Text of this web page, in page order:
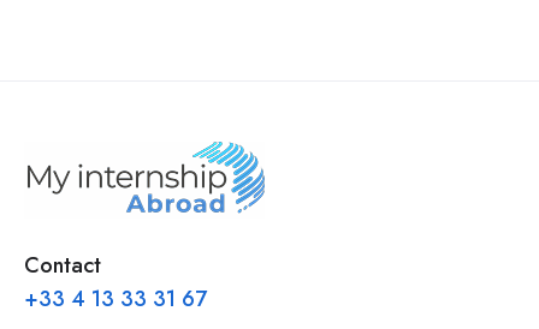
Contact
+33 4 13 33 31 67